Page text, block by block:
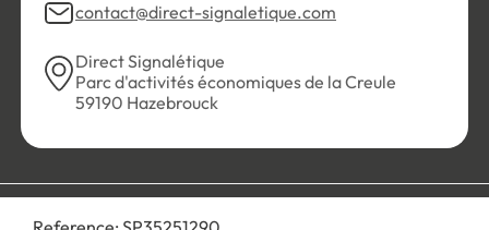
contact@direct-signaletique.com
Direct Signalétique
Parc d'activités économiques de la Creule
59190 Hazebrouck